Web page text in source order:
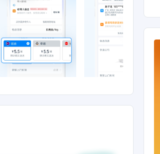
400-000-0387微信公众号：快递100（ID：